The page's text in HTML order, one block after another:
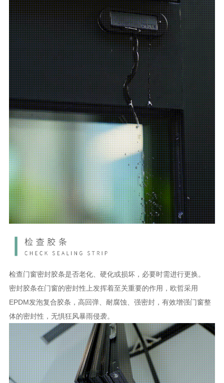
检查门窗密封胶条是否老化、硬化或损坏，必要时需进行更换。
密封胶条在门窗的密封性上发挥着至关重要的作用，欧哲采用
EPDM发泡复合胶条，高回弹、耐腐蚀、强密封，有效增强门窗整
体的密封性，无惧狂风暴雨侵袭。